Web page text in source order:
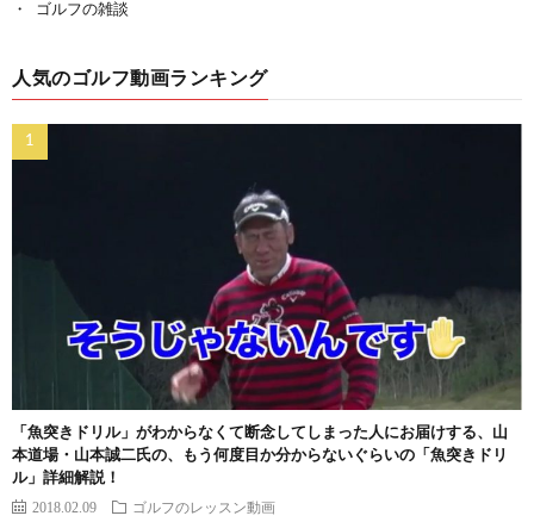
ゴルフの雑談
人気のゴルフ動画ランキング
「魚突きドリル」がわからなくて断念してしまった人にお届けする、山
本道場・山本誠二氏の、もう何度目か分からないぐらいの「魚突きドリ
ル」詳細解説！
2018.02.09 ゴルフのレッスン動画